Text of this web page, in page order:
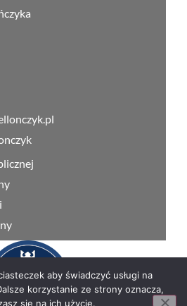
aby świadczyć usługi na
korzystanie ze strony oznacza,
się na ich użycie.